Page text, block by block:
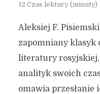
12 Czas lektury (minuty)
Aleksiej F.
zapomniany klasyk
literatury
analityk swoich
omawia przesłanie